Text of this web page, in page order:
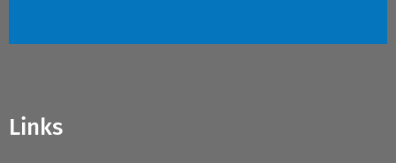
Links